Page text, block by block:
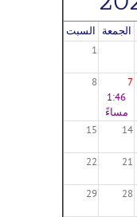
الجمعة السبت
1
7
1:46
مساءً
8
14
15
21
22
28
29